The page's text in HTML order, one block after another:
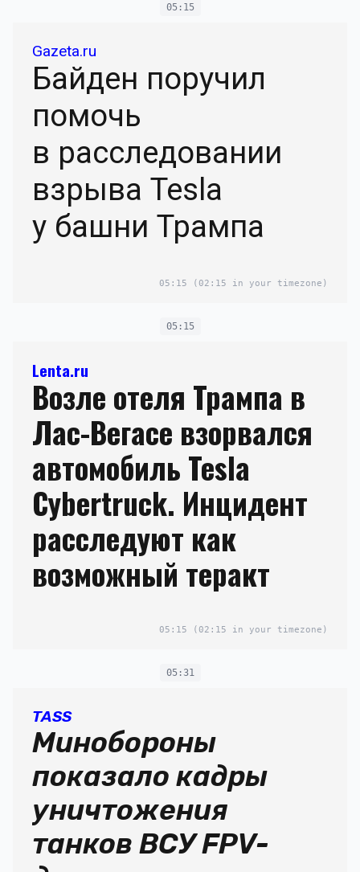
05:15
Gazeta.ru
Байден поручил
помочь
в расследовании
взрыва Tesla
у башни Трампа
05:15 (02:15 in your timezone)
05:15
Lenta.ru
Возле отеля Трампа в
Лас-Вегасе взорвался
автомобиль Tesla
Cybertruck. Инцидент
расследуют как
возможный теракт
05:15 (02:15 in your timezone)
05:31
TASS
Минобороны
показало кадры
уничтожения
танков ВСУ FPV-